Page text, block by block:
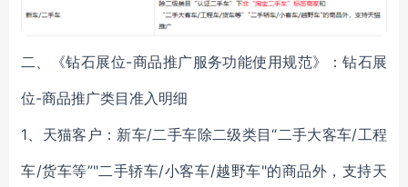
二、《钻石展位-商品推广服务功能使用规范》：钻石展
位-商品推广类目准入明细
1、天猫客户：新车/二手车除二级类目“二手大客车/工程
车/货车等”"二手轿车/小客车/越野车"的商品外，支持天